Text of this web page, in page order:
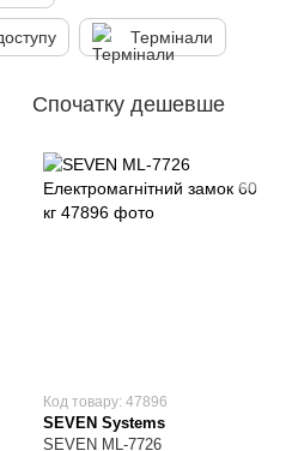
Термінали
Спочатку дешевше
Код товару: 47896
SEVEN Systems
SEVEN ML-7726